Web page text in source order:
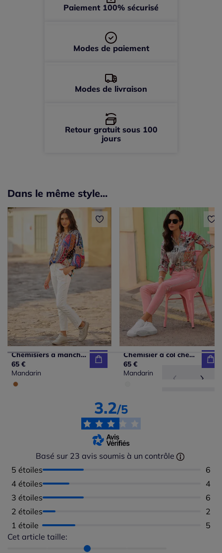
Paiement 100% sécurisé
Modes de paiement
Modes de livraison
Retour gratuit sous 100
jours
Dans le même style...
Chemisiers à manches ballon en viscose à motifs imprimés
65 €
Mandarin
Chemisier à col chemise motif extravagant manches longues
65 €
Mandarin
3.2/5
Basé sur 23 avis soumis à un contrôle
5 étoiles
6
4 étoiles
4
3 étoiles
6
2 étoiles
2
1 étoile
5
Cet article taille:
Répartition du taillant selon les avis clients
Taille normalement : 91%